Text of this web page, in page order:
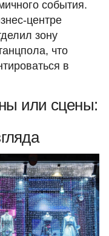
события.
центре
зону
что
в
или сцены: